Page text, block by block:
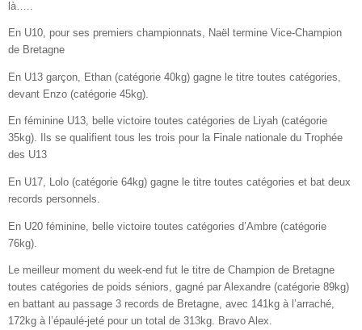
là…..
En U10, pour ses premiers championnats, Naël termine Vice-Champion
de Bretagne
En U13 garçon, Ethan (catégorie 40kg) gagne le titre toutes catégories,
devant Enzo (catégorie 45kg).
En féminine U13, belle victoire toutes catégories de Liyah (catégorie
35kg). Ils se qualifient tous les trois pour la Finale nationale du Trophée
des U13
En U17, Lolo (catégorie 64kg) gagne le titre toutes catégories et bat deux
records personnels.
En U20 féminine, belle victoire toutes catégories d’Ambre (catégorie
76kg).
Le meilleur moment du week-end fut le titre de Champion de Bretagne
toutes catégories de poids séniors, gagné par Alexandre (catégorie 89kg)
en battant au passage 3 records de Bretagne, avec 141kg à l’arraché,
172kg à l’épaulé-jeté pour un total de 313kg. Bravo Alex.